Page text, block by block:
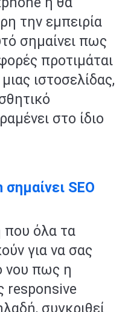
την εμπειρία
σημαίνει πως
προτιμάται
μιας ιστοσελίδας,
στο ίδιο
SEO
που όλα τα
για να σας
νου πως η
responsive
συγκριθεί